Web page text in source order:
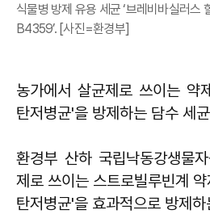
식물병 방제 유용 세균 ‘브레비바실러스
B4359’. [사진=환경부]
농가에서 살균제로 쓰이는 약
탄저병균'을 방제하는 담수 세
환경부 산하 국립낙동강생물
제로 쓰이는 스트로빌루빈계
탄저병균'을 효과적으로 방제